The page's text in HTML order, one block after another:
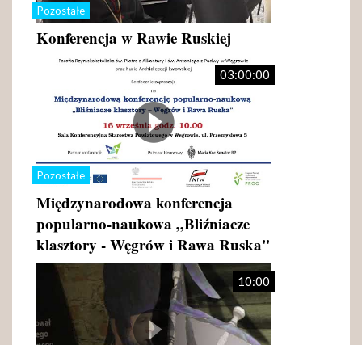
Pozostałe
Konferencja w Rawie Ruskiej
Pozostałe
03:00:00
Międzynarodowa konferencja
popularno-naukowa „Bliźniacze
klasztory - Węgrów i Rawa Ruska"
10:00